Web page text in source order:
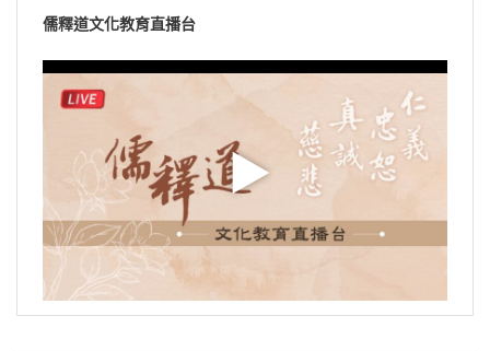
儒釋道文化教育直播台